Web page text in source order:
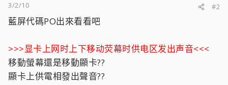
3/2/10
#2
藍屏代碼PO出來看看吧
>>>显卡上网时上下移动荧幕时供电区发出声音<<<
移動螢幕還是移動顯卡??
顯卡上供電相發出聲音??